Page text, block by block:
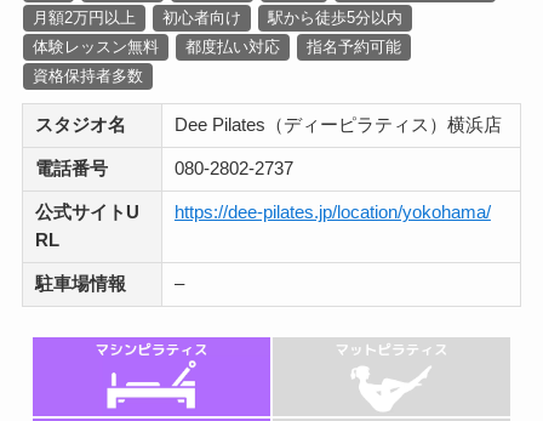
月額2万円以上
初心者向け
駅から徒歩5分以内
体験レッスン無料
都度払い対応
指名予約可能
資格保持者多数
スタジオ名 Dee Pilates（ディーピラティス）横浜店
電話番号 080-2802-2737
公式サイトU
RL
https://dee-pilates.jp/location/yokohama/
駐車場情報 –